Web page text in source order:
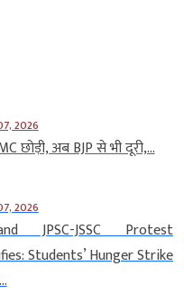
2026
छोड़ी, अब BJP से भी दूरी,...
2026
JPSC-JSSC Protest
Students’ Hunger Strike